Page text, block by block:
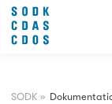
SODK »